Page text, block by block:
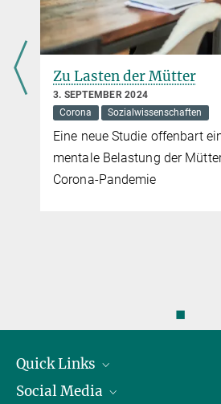
Zu Lasten der Mütter
3. SEPTEMBER 2024
Corona
Sozialwissenschaften
Eine neue Studie offenbart
mentale Belastung der
Corona-Pandemie
◼
Quick Links
Präsident
Social Media